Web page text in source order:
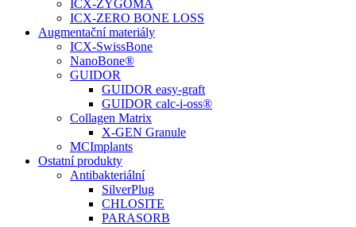
ICX-ZYGOMA
ICX-ZERO BONE LOSS
Augmentační materiály
ICX-SwissBone
NanoBone®
GUIDOR
GUIDOR easy-graft
GUIDOR calc-i-oss®
Collagen Matrix
X-GEN Granule
MCImplants
Ostatní produkty
Antibakteriální
SilverPlug
CHLOSITE
PARASORB